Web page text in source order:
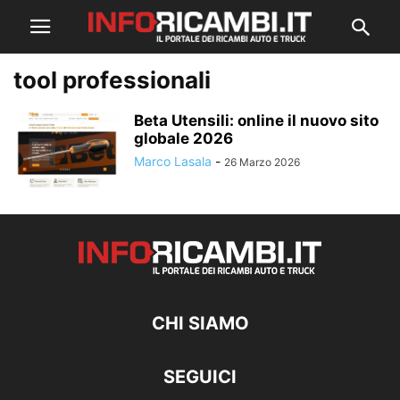
tool professionali
Beta Utensili: online il nuovo sito
globale 2026
Marco Lasala - 26 Marzo 2026
CHI SIAMO
SEGUICI